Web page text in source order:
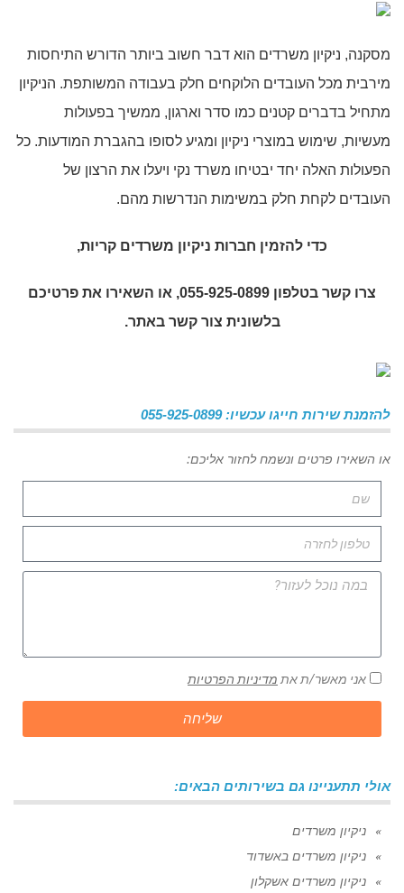
מסקנה, ניקיון משרדים הוא דבר חשוב ביותר הדורש התיחסות
מירבית מכל העובדים הלוקחים חלק בעבודה המשותפת. הניקיון
מתחיל בדברים קטנים כמו סדר וארגון, ממשיך בפעולות
מעשיות, שימוש במוצרי ניקיון ומגיע לסופו בהגברת המודעות. כל
הפעולות האלה יחד יבטיחו משרד נקי ויעלו את הרצון של
העובדים לקחת חלק במשימות הנדרשות מהם.
כדי להזמין חברות ניקיון משרדים קריות,
צרו קשר בטלפון 055-925-0899, או השאירו את פרטיכם
בלשונית צור קשר באתר.
להזמנת שירות חייגו עכשיו: 055-925-0899
או השאירו פרטים ונשמח לחזור אליכם:
אני מאשר/ת את מדיניות הפרטיות
שליחה
אולי תתעניינו גם בשירותים הבאים:
ניקיון משרדים
ניקיון משרדים באשדוד
ניקיון משרדים אשקלון